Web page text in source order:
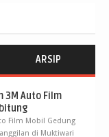
ARSIP
3M Auto Film
Film Mobil Gedung
di Muktiwari